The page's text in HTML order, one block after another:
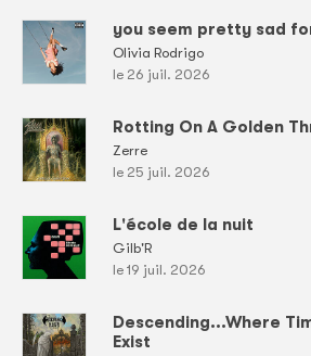
you seem pretty sad
Olivia Rodrigo
le 26 juil. 2026
Rotting On A Golden
Zerre
le 25 juil. 2026
L'école de la nuit
Gilb'R
le 19 juil. 2026
Descending...Where
Exist